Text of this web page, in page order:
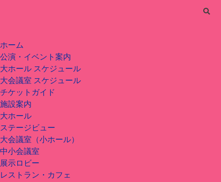
ホーム
公演・イベント案内
大ホール スケジュール
大会議室 スケジュール
チケットガイド
施設案内
大ホール
ステージビュー
大会議室（小ホール）
中小会議室
展示ロビー
レストラン・カフェ